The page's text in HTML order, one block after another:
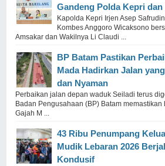
Gandeng Polda Kepri
Kapolda Kepri Irjen Asep
Kombes Anggoro Wicaksono
Amsakar dan Wakilnya Li Claudi ...
BP Batam Pastikan
Mada Hadirkan Jalan
dan Nyaman
Perbaikan jalan depan waduk Seiladi terus
Badan Pengusahaan (BP) Batam
Gajah M ...
43 Ribu Penumpang
Mudik Lebaran 2026
Kondusif